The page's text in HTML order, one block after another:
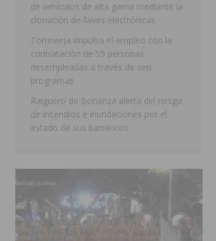
ORIHUELA
de vehículos de alta gama mediante la
clonación de llaves electrónicas
Torrevieja impulsa el empleo con la
contratación de 55 personas
desempleadas a través de seis
programas
Raiguero de Bonanza alerta del riesgo
de incendios e inundaciones por el
estado de sus barrancos